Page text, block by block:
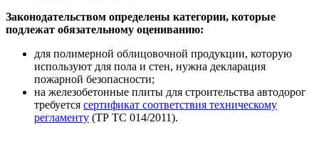
Законодательством определены категории, которые
подлежат обязательному оцениванию:
для полимерной облицовочной продукции, которую
используют для пола и стен, нужна декларация
пожарной безопасности;
на железобетонные плиты для строительства автодорог
требуется сертификат соответствия техническому
регламенту (ТР ТС 014/2011).